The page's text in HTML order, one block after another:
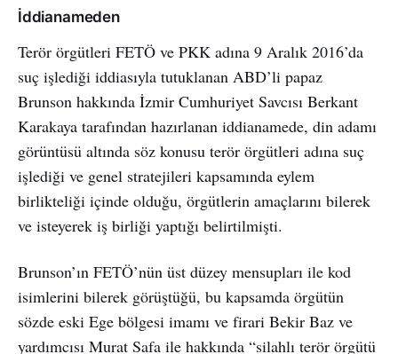
İddianameden
Terör örgütleri FETÖ ve PKK adına 9 Aralık 2016’da
suç işlediği iddiasıyla tutuklanan ABD’li papaz
Brunson hakkında İzmir Cumhuriyet Savcısı Berkant
Karakaya tarafından hazırlanan iddianamede, din adamı
görüntüsü altında söz konusu terör örgütleri adına suç
işlediği ve genel stratejileri kapsamında eylem
birlikteliği içinde olduğu, örgütlerin amaçlarını bilerek
ve isteyerek iş birliği yaptığı belirtilmişti.
Brunson’ın FETÖ’nün üst düzey mensupları ile kod
isimlerini bilerek görüştüğü, bu kapsamda örgütün
sözde eski Ege bölgesi imamı ve firari Bekir Baz ve
yardımcısı Murat Safa ile hakkında “silahlı terör örgütü